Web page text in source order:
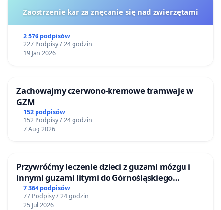
Zaostrzenie kar za znęcanie się nad zwierzętami
2 576 podpisów
227 Podpisy / 24 godzin
19 Jan 2026
Zachowajmy czerwono-kremowe tramwaje w
GZM
152 podpisów
152 Podpisy / 24 godzin
7 Aug 2026
Przywróćmy leczenie dzieci z guzami mózgu i
innymi guzami litymi do Górnośląskiego
Centrum Zdrowia Dziecka w Katowicach
7 364 podpisów
77 Podpisy / 24 godzin
25 Jul 2026